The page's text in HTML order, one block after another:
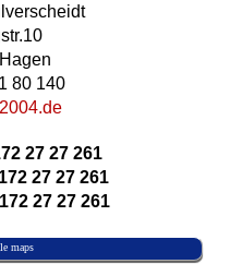
80 140
27 27 261
27 27 261
27 27 261
maps